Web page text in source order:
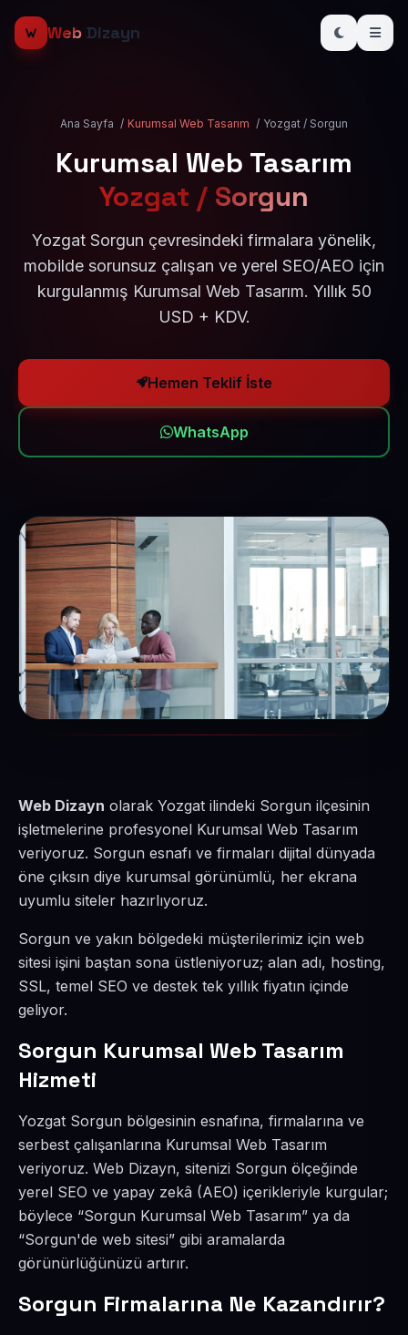
Web Dizayn
Ana Sayfa / Kurumsal Web Tasarım / Yozgat / Sorgun
Kurumsal Web Tasarım
Yozgat / Sorgun
Yozgat Sorgun çevresindeki firmalara yönelik,
mobilde sorunsuz çalışan ve yerel SEO/AEO için
kurgulanmış Kurumsal Web Tasarım. Yıllık 50
USD + KDV.
Hemen Teklif İste
WhatsApp
Web Dizayn olarak Yozgat ilindeki Sorgun ilçesinin
işletmelerine profesyonel Kurumsal Web Tasarım
veriyoruz. Sorgun esnafı ve firmaları dijital dünyada
öne çıksın diye kurumsal görünümlü, her ekrana
uyumlu siteler hazırlıyoruz.
Sorgun ve yakın bölgedeki müşterilerimiz için web
sitesi işini baştan sona üstleniyoruz; alan adı, hosting,
SSL, temel SEO ve destek tek yıllık fiyatın içinde
geliyor.
Sorgun Kurumsal Web Tasarım
Hizmeti
Yozgat Sorgun bölgesinin esnafına, firmalarına ve
serbest çalışanlarına Kurumsal Web Tasarım
veriyoruz. Web Dizayn, sitenizi Sorgun ölçeğinde
yerel SEO ve yapay zekâ (AEO) içerikleriyle kurgular;
böylece “Sorgun Kurumsal Web Tasarım” ya da
“Sorgun'de web sitesi” gibi aramalarda
görünürlüğünüzü artırır.
Sorgun Firmalarına Ne Kazandırır?